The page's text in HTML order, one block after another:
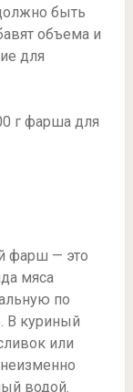
быть
объема и
для
фарш — это
мяса
по
В куриный
или
водой.